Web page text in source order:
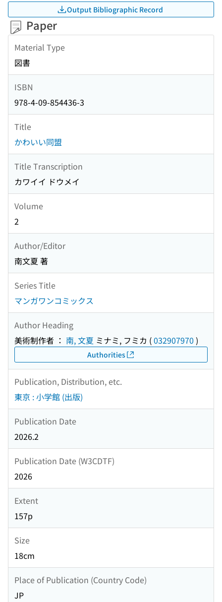
Output Bibliographic Record
Paper
Material Type
図書
ISBN
978-4-09-854436-3
Title
かわいい同盟
Title Transcription
カワイイ ドウメイ
Volume
2
Author/Editor
南文夏 著
Series Title
マンガワンコミックス
Author Heading
美術制作者 ： 南, 文夏 ミナミ, フミカ (032907970 )
Authorities
Publication, Distribution, etc.
東京 : 小学館 (出版)
Publication Date
2026.2
Publication Date (W3CDTF)
2026
Extent
157p
Size
18cm
Place of Publication (Country Code)
JP